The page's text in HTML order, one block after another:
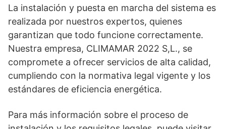
La instalación y puesta en marcha del sistema es
realizada por nuestros expertos, quienes
garantizan que todo funcione correctamente.
Nuestra empresa, CLIMAMAR 2022 S,L., se
compromete a ofrecer servicios de alta calidad,
cumpliendo con la normativa legal vigente y los
estándares de eficiencia energética.
Para más información sobre el proceso de